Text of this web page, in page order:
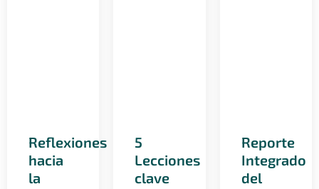
Reflexiones
hacia
la
5
Lecciones
clave
Reporte
Integrado
del